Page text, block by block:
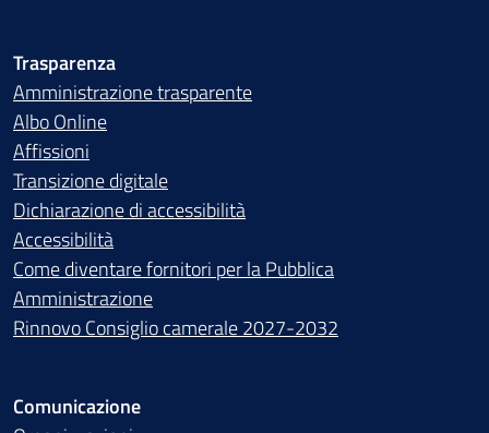
Trasparenza
Amministrazione trasparente
Albo Online
Affissioni
Transizione digitale
Dichiarazione di accessibilità
Accessibilità
Come diventare fornitori per la Pubblica
Amministrazione
Rinnovo Consiglio camerale 2027-2032
Comunicazione